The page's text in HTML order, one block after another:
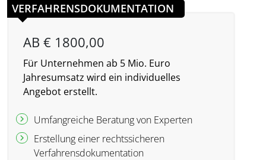
VERFAHRENSDOKUMENTATION
AB € 1800,00
Für Unternehmen ab 5 Mio. Euro
Jahresumsatz wird ein individuelles
Angebot erstellt.
Umfangreiche Beratung von Experten
Erstellung einer rechtssicheren
Verfahrensdokumentation